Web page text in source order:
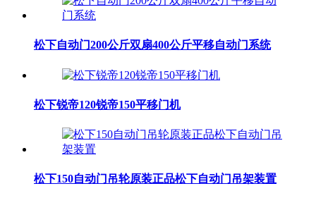
松下自动门200公斤双扇400公斤平移自动门系统
松下锐帝120锐帝150平移门机
松下150自动门吊轮原装正品松下自动门吊架装置